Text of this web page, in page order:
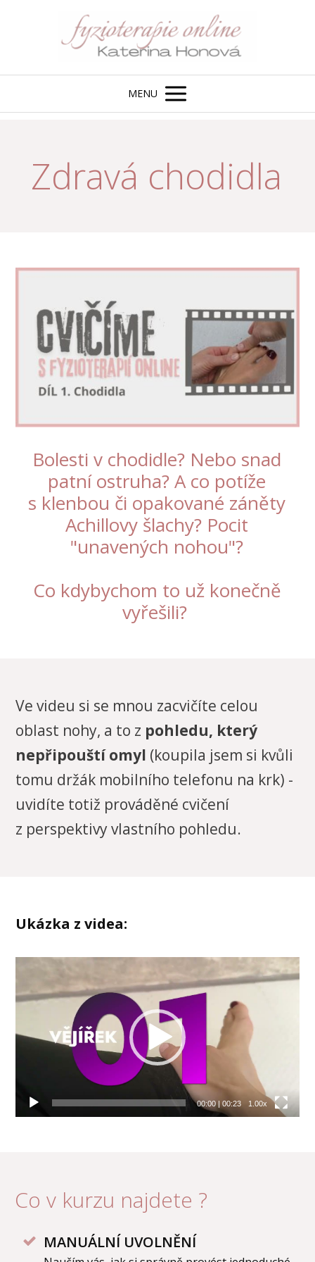
MENU
Zdravá chodidla
Bolesti v chodidle? Nebo snad
patní ostruha? A co potíže
s klenbou či opakované záněty
Achillovy šlachy? Pocit
"unavených nohou"?
Co kdybychom to už konečně
vyřešili?
Ve videu si se mnou zacvičíte celou
oblast nohy, a to z pohledu, který
nepřipouští omyl (koupila jsem si kvůli
tomu držák mobilního telefonu na krk) -
uvidíte totiž prováděné cvičení
z perspektivy vlastního pohledu.
Ukázka z videa:
přehrávač
00:00| 00:23 1.00x
Co v kurzu najdete ?
MANUÁLNÍ UVOLNĚNÍ